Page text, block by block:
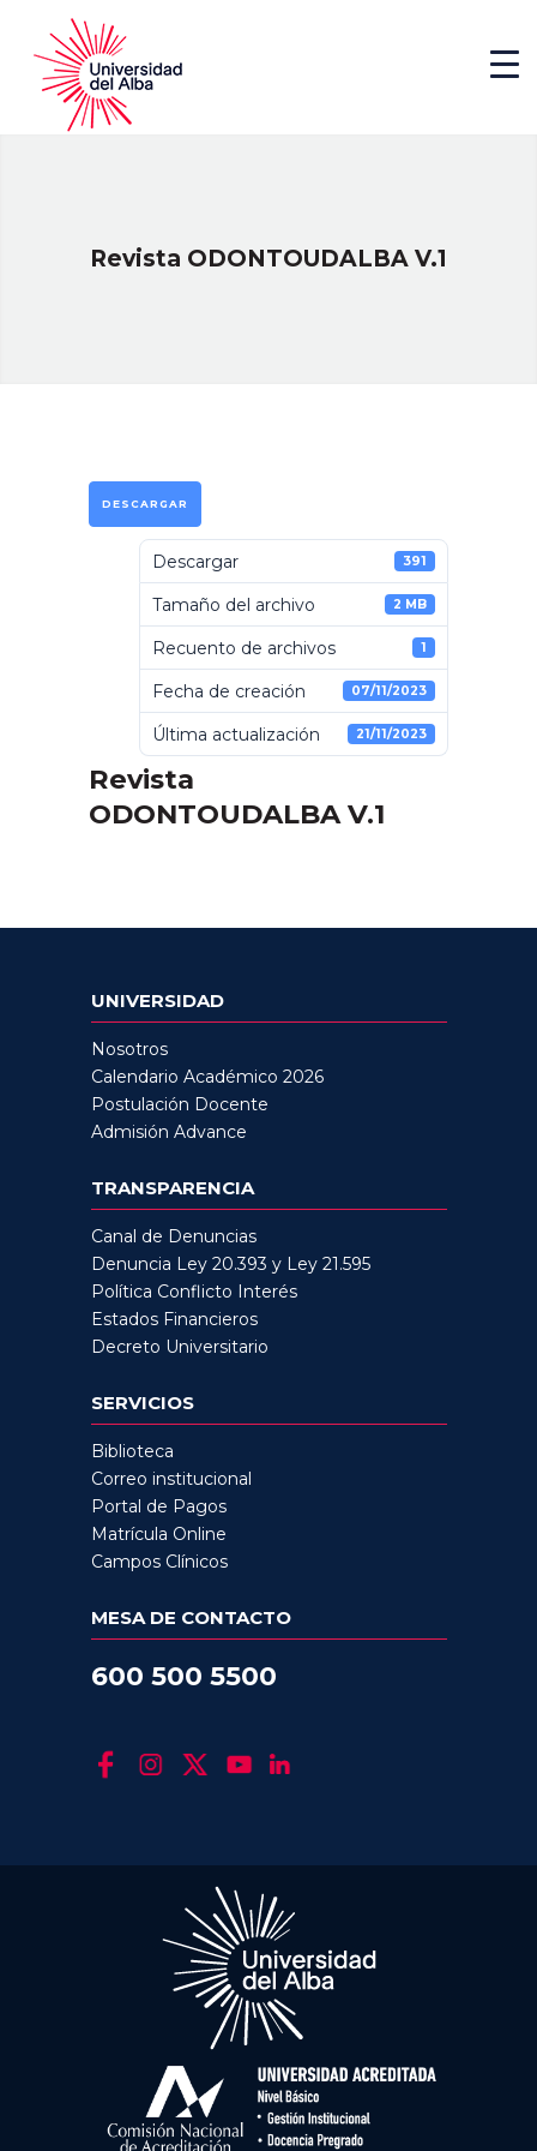
Revista ODONTOUDALBA V.1
DESCARGAR
Descargar 391
Tamaño del archivo 2 MB
Recuento de archivos 1
Fecha de creación 07/11/2023
Última actualización 21/11/2023
Revista
ODONTOUDALBA V.1
UNIVERSIDAD
Nosotros
Calendario Académico 2026
Postulación Docente
Admisión Advance
TRANSPARENCIA
Canal de Denuncias
Denuncia Ley 20.393 y Ley 21.595
Política Conflicto Interés
Estados Financieros
Decreto Universitario
SERVICIOS
Biblioteca
Correo institucional
Portal de Pagos
Matrícula Online
Campos Clínicos
MESA DE CONTACTO
600 500 5500